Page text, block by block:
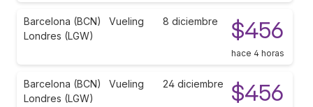
Barcelona (BCN)
Londres (LGW)
Vueling 8 diciembre $456
hace 4 horas
Barcelona (BCN)
Londres (LGW)
Vueling 24 diciembre $456